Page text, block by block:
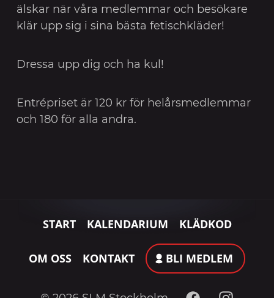
älskar när våra medlemmar och besökare
klär upp sig i sina bästa fetischkläder!
Dressa upp dig och ha kul!
Entrépriset är 120 kr för helårsmedlemmar
och 180 för alla andra.
START KALENDARIUM KLÄDKOD
OM OSS KONTAKT BLI MEDLEM